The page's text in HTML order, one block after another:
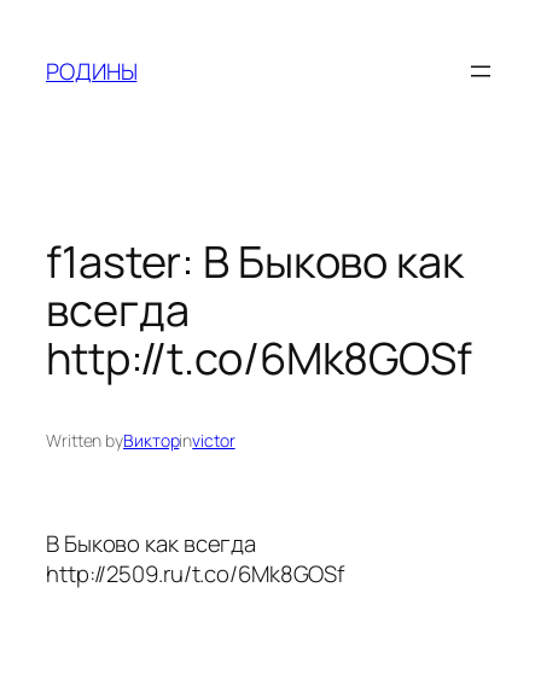
content
РОДИНЫ
f1aster: В Быково как
всегда
http://t.co/6Mk8GOSf
Written byВикторinvictor
В Быково как всегда
http://2509.ru/t.co/6Mk8GOSf